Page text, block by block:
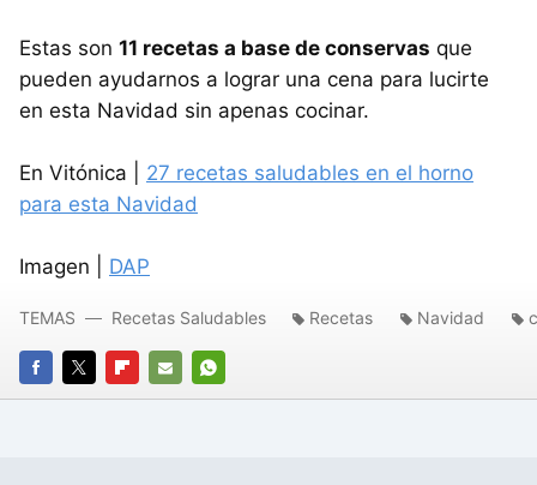
Estas son 11 recetas a base de conservas que
pueden ayudarnos a lograr una cena para lucirte
en esta Navidad sin apenas cocinar.
En Vitónica | 27 recetas saludables en el horno
para esta Navidad
Imagen | DAP
FACEBOOK
TWITTERFLIPBOARD
E-
WHATSAPP
TEMAS Recetas Saludables Recetas Navidad